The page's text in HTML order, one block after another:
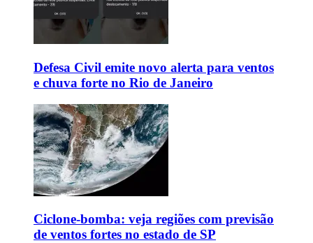
Defesa Civil emite novo alerta para ventos
e chuva forte no Rio de Janeiro
Ciclone-bomba: veja regiões com previsão
de ventos fortes no estado de SP